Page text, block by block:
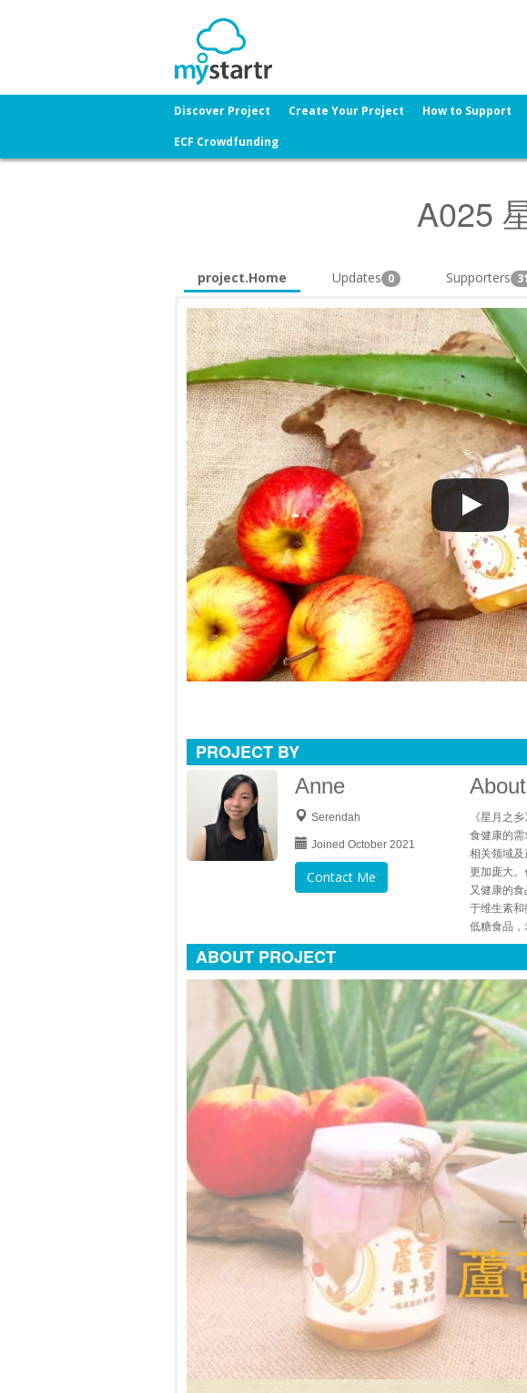
Discover Project Create Your Project How to Support
ECF Crowdfunding
A025
project.Home Updates 0 Supporters 31
PROJECT BY
Anne
Serendah
Joined October 2021
Contact Me
《星月之
食健康的
相关领域
更加庞大
又健康的
于维生素
低糖食品
ABOUT PROJECT